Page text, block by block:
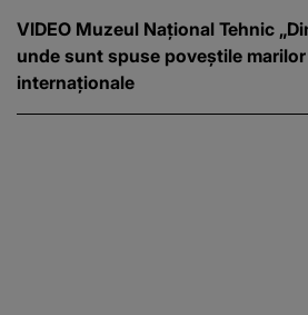
VIDEO Muzeul Național Tehnic
unde sunt spuse poveștile
internaționale